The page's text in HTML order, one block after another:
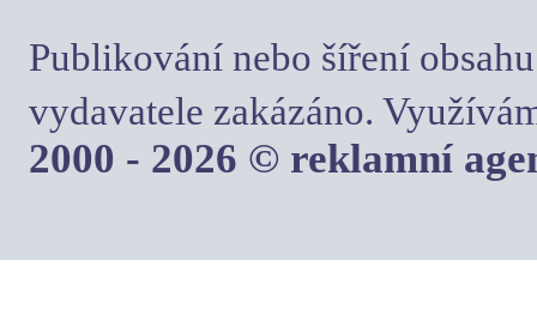
Publikování nebo šíření
vydavatele zakázáno.
2000 - 2026 © reklamní